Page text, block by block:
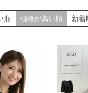
順 価格が高い順 新着